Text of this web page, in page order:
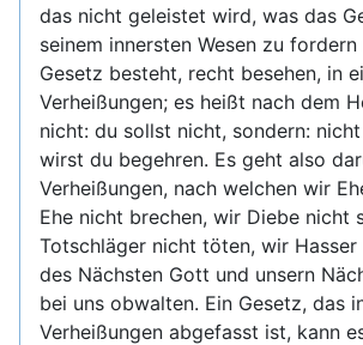
das nicht geleistet wird, was das
seinem innersten Wesen zu
Gesetz besteht, recht besehen, in
Verheißungen; es heißt nach dem
nicht: du sollst nicht, sondern:
wirst du begehren. Es geht also
Verheißungen, nach welchen wir
Ehe nicht brechen, wir Diebe nicht
Totschläger nicht töten, wir Hasser
des Nächsten Gott und unsern
bei uns obwalten. Ein Gesetz, das
Verheißungen abgefasst ist, kann